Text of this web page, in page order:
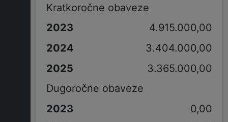
Kratkoročne obaveze
4.915.000,00
3.404.000,00
3.365.000,00
Dugoročne obaveze
0,00